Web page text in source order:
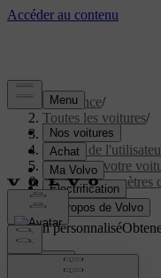
Assistance/
Toutes les voitures/
EC40 2027/
Manuel de
Recharger votre
Vue et paramètres
Plug & Charge
Soutien personnalisé
Connexion